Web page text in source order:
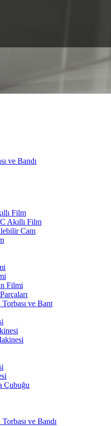
ve Bandı
Film
Akıllı Film
Cam
Filmi
ve Bant
Çubuğu
ve Bandı